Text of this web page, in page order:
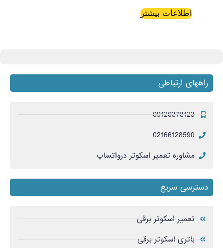
اطلاعات بیشتر
راههای ارتباطی
09120378123
02166128590
مشاوره تعمیر اسکوتر درواتساپ
دسترسی سریع
تعمیر اسکوتر برقی
باتری اسکوتر برقی